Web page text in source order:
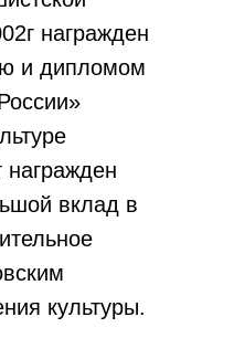
награжден
и дипломом
вклад в
культуры.